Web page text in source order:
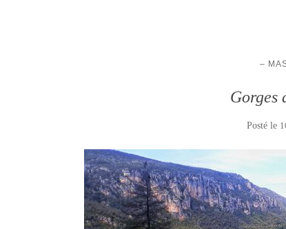
–
Gorges
Posté le